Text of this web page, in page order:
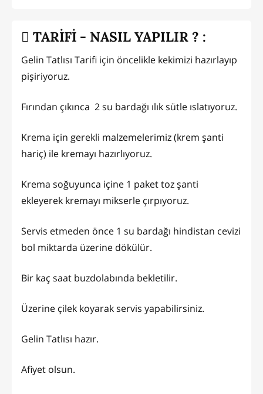
TARİFİ - NASIL YAPILIR ? :
Gelin Tatlısı Tarifi için öncelikle kekimizi hazırlayıp
pişiriyoruz.
Fırından çıkınca 2 su bardağı ılık sütle ıslatıyoruz.
Krema için gerekli malzemelerimiz (krem şanti
hariç) ile kremayı hazırlıyoruz.
Krema soğuyunca içine 1 paket toz şanti
ekleyerek kremayı mikserle çırpıyoruz.
Servis etmeden önce 1 su bardağı hindistan cevizi
bol miktarda üzerine dökülür.
Bir kaç saat buzdolabında bekletilir.
Üzerine çilek koyarak servis yapabilirsiniz.
Gelin Tatlısı hazır.
Afiyet olsun.